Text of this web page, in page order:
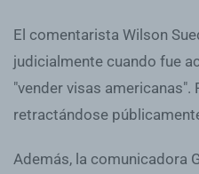
El comentarista Wilson
judicialmente cuando fue
"vender visas americanas".
retractándose
Además, la comunicadora